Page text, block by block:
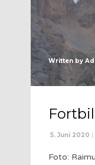
Written by
5. Juni 2020
Foto: